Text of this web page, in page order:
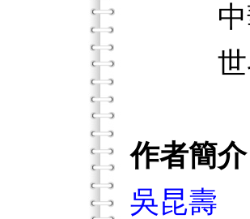
中華
世界資
作者簡介
吳昆壽